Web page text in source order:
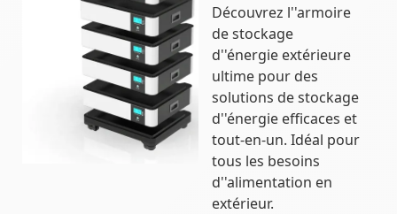
Découvrez l''armoire
de stockage
d''énergie extérieure
ultime pour des
solutions de stockage
d''énergie efficaces et
tout-en-un. Idéal pour
tous les besoins
d''alimentation en
extérieur.